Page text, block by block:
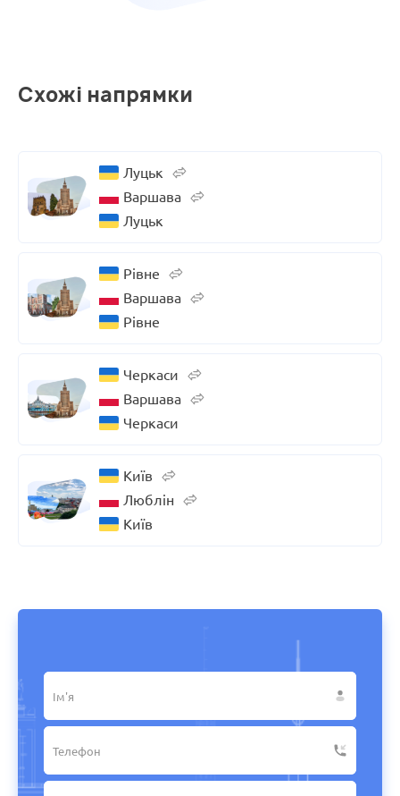
Схожі напрямки
Луцьк
Варшава
Луцьк
Рівне
Варшава
Рівне
Черкаси
Варшава
Черкаси
Київ
Люблін
Київ